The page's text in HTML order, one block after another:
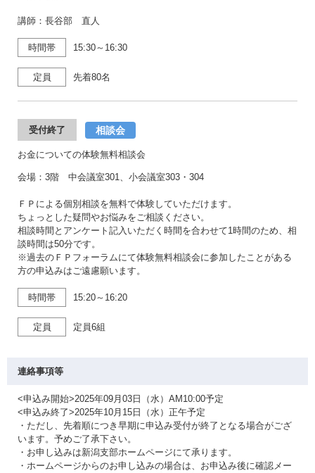
講師：長谷部 直人
時間帯 15:30～16:30
定員 先着80名
受付終了 相談会
お金についての体験無料相談会
会場：3階 中会議室301、小会議室303・304
ＦＰによる個別相談を無料で体験していただけます。
ちょっとした疑問やお悩みをご相談ください。
相談時間とアンケート記入いただく時間を合わせて1時間のため、相
談時間は50分です。
※過去のＦＰフォーラムにて体験無料相談会に参加したことがある
方の申込みはご遠慮願います。
時間帯 15:20～16:20
定員 定員6組
連絡事項等
<申込み開始>2025年09月03日（水）AM10:00予定
<申込み終了>2025年10月15日（水）正午予定
・ただし、先着順につき早期に申込み受付が終了となる場合がござ
います。予めご了承下さい。
・お申し込みは新潟支部ホームページにて承ります。
・ホームページからのお申し込みの場合は、お申込み後に確認メー